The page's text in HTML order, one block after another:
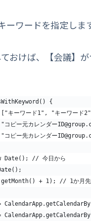
ワードを指定しま
おけば、【会議】
{
ーワード1", "キーワード
ピー元カレンダー
ピー先カレンダー
// 今日から
+ 1); // 1か月先ま